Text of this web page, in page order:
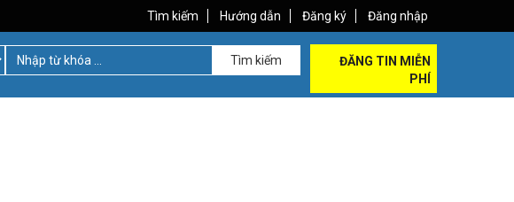
Tìm kiếm Hướng dẫn Đăng ký Đăng nhập
Tìm kiếm
ĐĂNG TIN MIỄN
PHÍ